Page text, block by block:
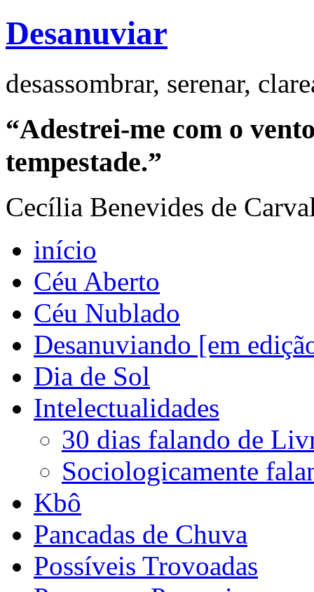
Desanuviar
desassombrar, serenar,
“Adestrei-me com o
tempestade.”
Cecília Benevides de
início
Céu Aberto
Céu Nublado
Desanuviando [em
Dia de Sol
Intelectualidades
30 dias falando de
Sociologicamente
Kbô
Pancadas de Chuva
Possíveis Trovoadas